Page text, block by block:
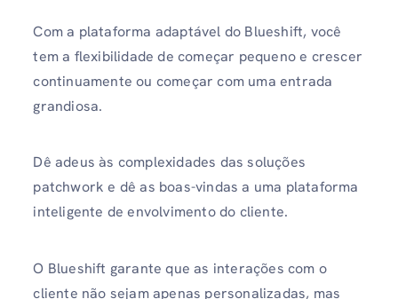
Com a plataforma adaptável do Blueshift, você
tem a flexibilidade de começar pequeno e crescer
continuamente ou começar com uma entrada
grandiosa.
Dê adeus às complexidades das soluções
patchwork e dê as boas-vindas a uma plataforma
inteligente de envolvimento do cliente.
O Blueshift garante que as interações com o
cliente não sejam apenas personalizadas, mas